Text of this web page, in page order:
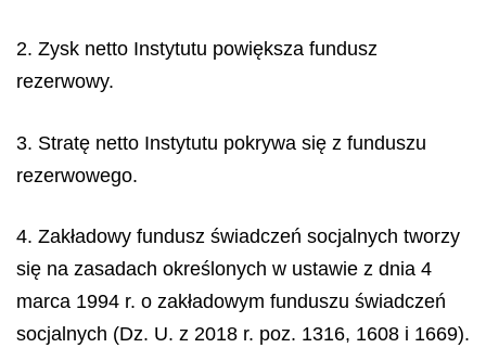
2. Zysk netto Instytutu powiększa fundusz
rezerwowy.
3. Stratę netto Instytutu pokrywa się z funduszu
rezerwowego.
4. Zakładowy fundusz świadczeń socjalnych tworzy
się na zasadach określonych w ustawie z dnia 4
marca 1994 r. o zakładowym funduszu świadczeń
socjalnych (Dz. U. z 2018 r. poz. 1316, 1608 i 1669).